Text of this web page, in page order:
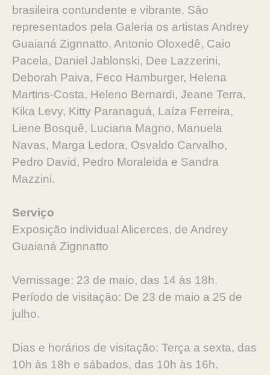
brasileira contundente e vibrante. São
representados pela Galeria os artistas Andrey
Guaianá Zignnatto, Antonio Oloxedê, Caio
Pacela, Daniel Jablonski, Dee Lazzerini,
Deborah Paiva, Feco Hamburger, Helena
Martins-Costa, Heleno Bernardi, Jeane Terra,
Kika Levy, Kitty Paranaguá, Laíza Ferreira,
Liene Bosquê, Luciana Magno, Manuela
Navas, Marga Ledora, Osvaldo Carvalho,
Pedro David, Pedro Moraleida e Sandra
Mazzini.
Serviço
Exposição individual Alicerces, de Andrey
Guaianá Zignnatto
Vernissage: 23 de maio, das 14 às 18h.
Período de visitação: De 23 de maio a 25 de
julho.
Dias e horários de visitação: Terça a sexta, das
10h às 18h e sábados, das 10h às 16h.